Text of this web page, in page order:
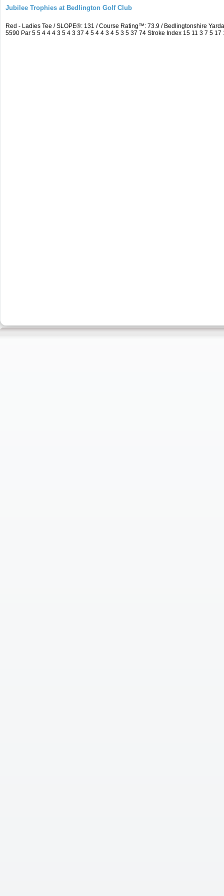
Jubilee Trophies at Bedlington Golf Club
Red - Ladies Tee / SLOPE®: 131 / Course Rating™: 73.9 / Bedlingtonshire
5590 Par 5 5 4 4 4 3 5 4 3 37 4 5 4 4 3 4 5 3 5 37 74 Stroke Index 15 11 3 7 5